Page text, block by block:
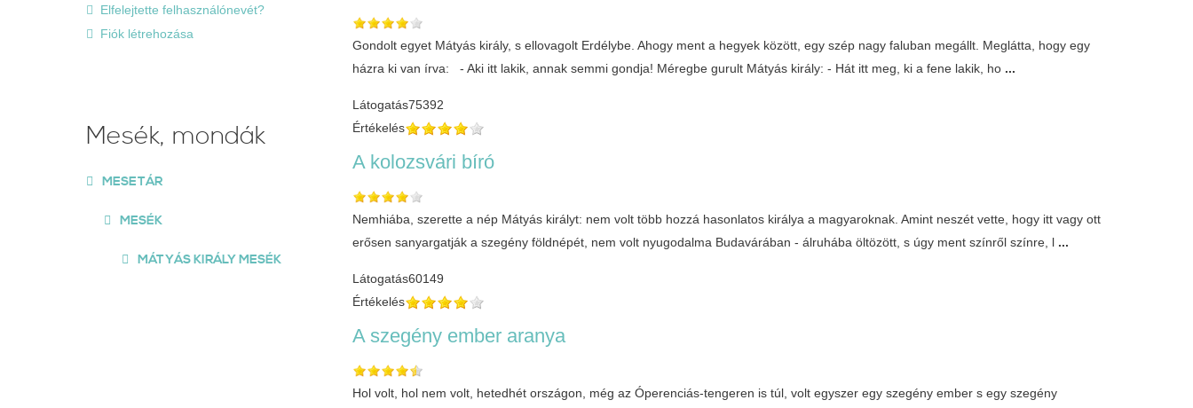
Gondolt egyet Mátyás király, s ellovagolt Erdélybe. Ahogy ment a hegyek között, egy szép nagy faluban megállt. Meglátta, hogy egy
házra ki van írva: - Aki itt lakik, annak semmi gondja! Méregbe gurult Mátyás király: - Hát itt meg, ki a fene lakik, ho ...
Látogatás75392
Értékelés
A kolozsvári bíró
Nemhiába, szerette a nép Mátyás királyt: nem volt több hozzá hasonlatos királya a magyaroknak. Amint neszét vette, hogy itt vagy ott
erősen sanyargatják a szegény földnépét, nem volt nyugodalma Budavárában - álruhába öltözött, s úgy ment színről színre, l ...
Látogatás60149
Értékelés
A szegény ember aranya
Hol volt, hol nem volt, hetedhét országon, még az Óperenciás-tengeren is túl, volt egyszer egy szegény ember s egy szegény
Elfelejtette felhasználónevét?
Fiók létrehozása
Mesék, mondák
MESETÁR
MESÉK
MÁTYÁS KIRÁLY MESÉK